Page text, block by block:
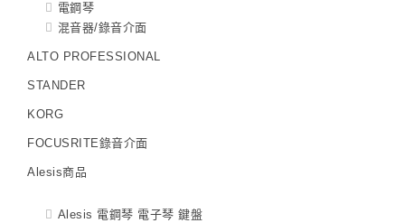
電鋼琴
混音器/錄音介面
ALTO PROFESSIONAL
STANDER
KORG
FOCUSRITE錄音介面
Alesis商品
Alesis 電鋼琴 電子琴 鍵盤